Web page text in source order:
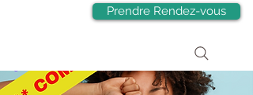
Prendre Rendez-vous